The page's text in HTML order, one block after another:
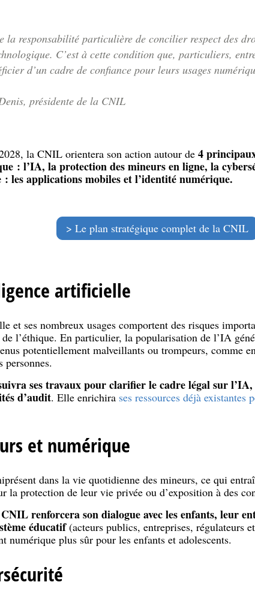
la responsabilité particulière de concilier respect des
C’est à cette condition que, particuliers,
d’un cadre de confiance pour leurs usages
présidente de la CNIL
la CNIL orientera son action autour de 4
: l’IA, la protection des mineurs en ligne, la
les applications mobiles et l’identité numérique.
Le plan stratégique complet de la CNIL
artificielle
et ses nombreux usages comportent des risques
l’éthique. En particulier, la popularisation de l’IA
potentiellement malveillants ou trompeurs, comme
personnes.
ses travaux pour clarifier le cadre légal sur l’IA,
d’audit. Elle enrichira ses ressources déjà existantes
et numérique
dans la vie quotidienne des mineurs, ce qui
la protection de leur vie privée ou d’exposition à des
renforcera son dialogue avec les enfants, leur
éducatif(acteurs publics, entreprises, régulateurs
numérique plus sûr pour les enfants et adolescents.